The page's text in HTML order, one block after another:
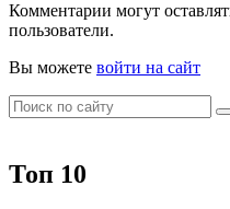
Комментарии могут
пользователи.
Вы можете войти на сайт
Топ 10